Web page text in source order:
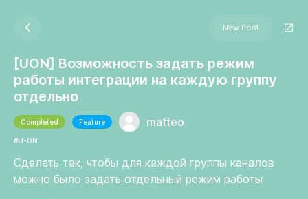
New Post
[UON] Возможность задать режим
работы интеграции на каждую группу
отдельно
Completed Feature matteo
#U-ON
Сделать так, чтобы для каждой группы каналов
можно было задать отдельный режим работы